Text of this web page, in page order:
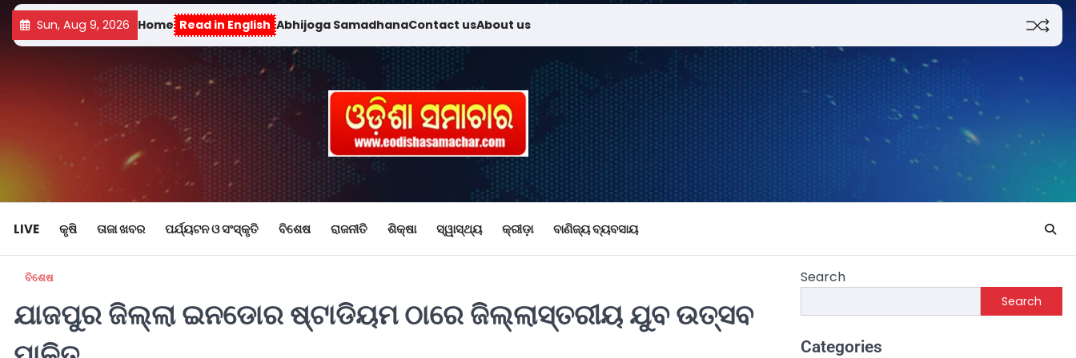
Sun, Aug 9, 2026 Home Read in English Abhijoga SamadhanaContact usAbout us
LIVE କୃଷି ତାଜା ଖବର ପର୍ଯ୍ୟଟନ ଓ ସଂସ୍କୃତି ବିଶେଷ ରାଜନୀତି ଶିକ୍ଷା ସ୍ୱାସ୍ଥ୍ୟ କ୍ରୀଡ଼ା ବାଣିଜ୍ୟ ବ୍ୟବସାୟ
ବିଶେଷ
ଯାଜପୁର ଜିଲ୍ଲା ଇନଡୋର ଷ୍ଟାଡିୟମ ଠାରେ ଜିଲ୍ଲାସ୍ତରୀୟ ଯୁବ ଉତ୍ସବ
Search
Search
Categories